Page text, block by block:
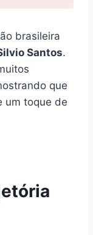
brasileira
Santos.
que
um toque de